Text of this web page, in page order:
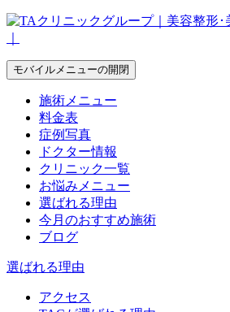
モバイルメニューの開閉
施術メニュー
料金表
症例写真
ドクター情報
クリニック一覧
お悩みメニュー
選ばれる理由
今月のおすすめ施術
ブログ
選ばれる理由
アクセス